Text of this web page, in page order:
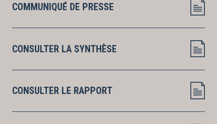
COMMUNIQUÉ DE PRESSE
CONSULTER LA SYNTHÈSE
CONSULTER LE RAPPORT